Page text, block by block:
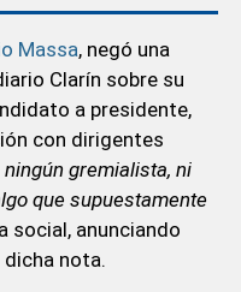
Massa, negó una
Clarín sobre su
a presidente,
con dirigentes
gremialista, ni
que supuestamente
social, anunciando
nota.